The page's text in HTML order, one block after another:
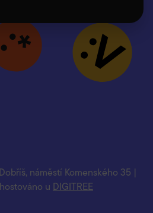
náměstí Komenského 35 |
u DIGITREE